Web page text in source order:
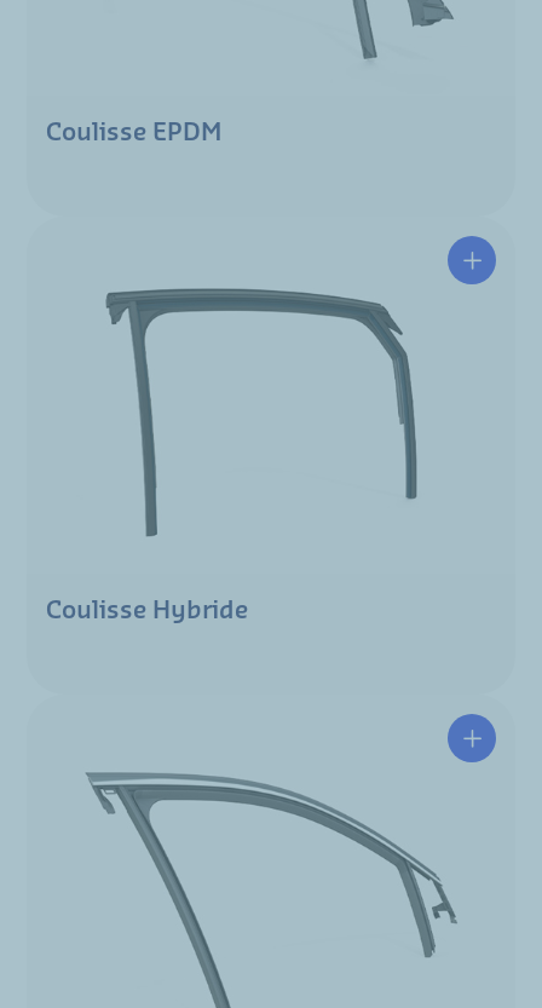
Coulisse EPDM
Coulisse Hybride